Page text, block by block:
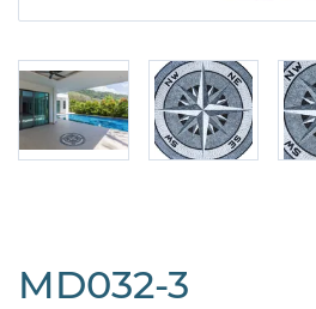
MD032-3